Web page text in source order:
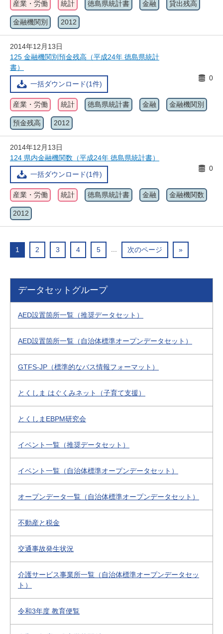
産業・労働 統計 徳島県統計書 金融 貸出残高
金融機関別 2012
2014年12月13日
125 金融機関別預金残高（平成24年 徳島県統計
書）
一括ダウンロード(1件)
0
産業・労働 統計 徳島県統計書 金融 金融機関別
預金残高 2012
2014年12月13日
124 県内金融機関数（平成24年 徳島県統計書）
一括ダウンロード(1件)
0
産業・労働 統計 徳島県統計書 金融 金融機関数
2012
1 2 3 4 5 ... 次のページ »
データセットグループ
AED設置箇所一覧（推奨データセット）
AED設置箇所一覧（自治体標準オープンデータセット）
GTFS-JP（標準的なバス情報フォーマット）
とくしま はぐくみネット（子育て支援）
とくしまEBPM研究会
イベント一覧（推奨データセット）
イベント一覧（自治体標準オープンデータセット）
オープンデータ一覧（自治体標準オープンデータセット）
不動産と税金
交通事故発生状況
介護サービス事業所一覧（自治体標準オープンデータセッ
ト）
令和3年度 教育便覧